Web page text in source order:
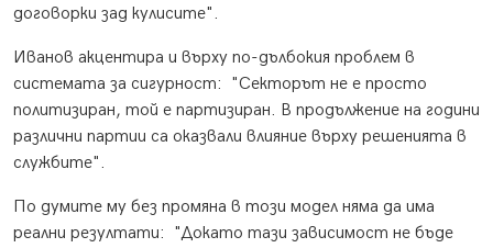
договорки зад кулисите".
Иванов акцентира и върху по-дълбокия проблем в
системата за сигурност: "Секторът не е просто
политизиран, той е партизиран. В продължение на години
различни партии са оказвали влияние върху решенията в
службите".
По думите му без промяна в този модел няма да има
реални резултати: "Докато тази зависимост не бъде